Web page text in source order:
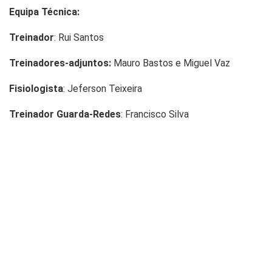
Equipa Técnica:
Treinador: Rui Santos
Treinadores-adjuntos: Mauro Bastos e Miguel Vaz
Fisiologista: Jeferson Teixeira
Treinador Guarda-Redes: Francisco Silva